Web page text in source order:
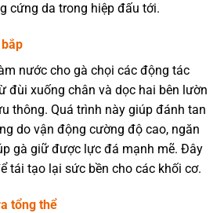
cứng da trong hiệp đấu tới.
nước cho gà chọi các động tác
đùi xuống chân và dọc hai bên lườn
thông. Quá trình này giúp đánh tan
do vận động cường độ cao, ngăn
gà giữ được lực đá mạnh mẽ. Đây
tái tạo lại sức bền cho các khối cơ.
tổng thể